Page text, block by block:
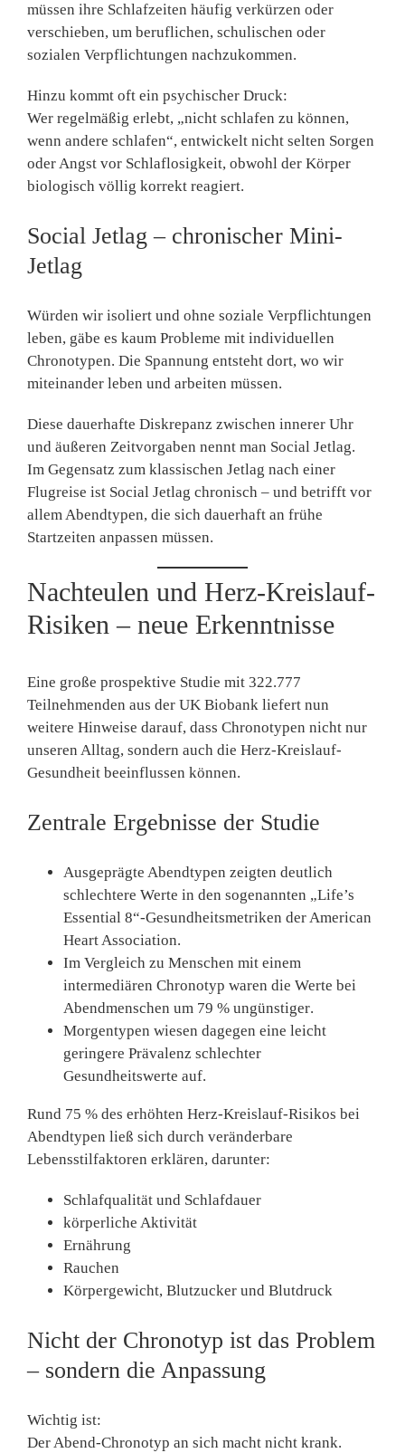
müssen ihre Schlafzeiten häufig verkürzen oder
verschieben, um beruflichen, schulischen oder
sozialen Verpflichtungen nachzukommen.
Hinzu kommt oft ein psychischer Druck:
Wer regelmäßig erlebt, „nicht schlafen zu können,
wenn andere schlafen“, entwickelt nicht selten Sorgen
oder Angst vor Schlaflosigkeit, obwohl der Körper
biologisch völlig korrekt reagiert.
Social Jetlag – chronischer Mini-
Jetlag
Würden wir isoliert und ohne soziale Verpflichtungen
leben, gäbe es kaum Probleme mit individuellen
Chronotypen. Die Spannung entsteht dort, wo wir
miteinander leben und arbeiten müssen.
Diese dauerhafte Diskrepanz zwischen innerer Uhr
und äußeren Zeitvorgaben nennt man Social Jetlag.
Im Gegensatz zum klassischen Jetlag nach einer
Flugreise ist Social Jetlag chronisch – und betrifft vor
allem Abendtypen, die sich dauerhaft an frühe
Startzeiten anpassen müssen.
Nachteulen und Herz-Kreislauf-
Risiken – neue Erkenntnisse
Eine große prospektive Studie mit 322.777
Teilnehmenden aus der UK Biobank liefert nun
weitere Hinweise darauf, dass Chronotypen nicht nur
unseren Alltag, sondern auch die Herz-Kreislauf-
Gesundheit beeinflussen können.
Zentrale Ergebnisse der Studie
Ausgeprägte Abendtypen zeigten deutlich
schlechtere Werte in den sogenannten „Life’s
Essential 8“-Gesundheitsmetriken der American
Heart Association.
Im Vergleich zu Menschen mit einem
intermediären Chronotyp waren die Werte bei
Abendmenschen um 79 % ungünstiger.
Morgentypen wiesen dagegen eine leicht
geringere Prävalenz schlechter
Gesundheitswerte auf.
Rund 75 % des erhöhten Herz-Kreislauf-Risikos bei
Abendtypen ließ sich durch veränderbare
Lebensstilfaktoren erklären, darunter:
Schlafqualität und Schlafdauer
körperliche Aktivität
Ernährung
Rauchen
Körpergewicht, Blutzucker und Blutdruck
Nicht der Chronotyp ist das Problem
– sondern die Anpassung
Wichtig ist:
Der Abend-Chronotyp an sich macht nicht krank.